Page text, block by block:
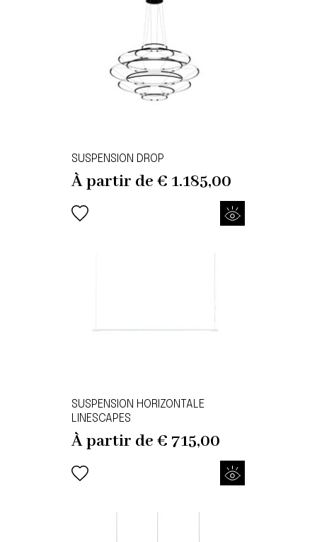
SUSPENSION DROP
À partir de€ 1.185,00
SUSPENSION HORIZONTALE
LINESCAPES
À partir de€ 715,00